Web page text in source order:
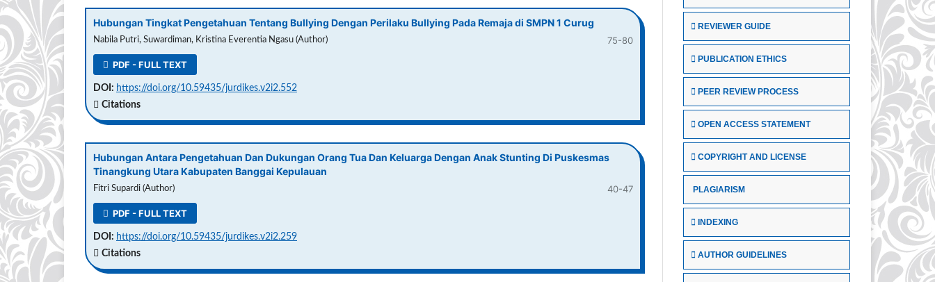
Hubungan Tingkat Pengetahuan Tentang Bullying Dengan Perilaku Bullying Pada Remaja di SMPN 1 Curug
Nabila Putri, Suwardiman, Kristina Everentia Ngasu (Author) 75-80
PDF - FULL TEXT
DOI: https://doi.org/10.59435/jurdikes.v2i2.552
Citations
Hubungan Antara Pengetahuan Dan Dukungan Orang Tua Dan Keluarga Dengan Anak Stunting Di Puskesmas
Tinangkung Utara Kabupaten Banggai Kepulauan
Fitri Supardi (Author) 40-47
PDF - FULL TEXT
DOI: https://doi.org/10.59435/jurdikes.v2i2.259
Citations
REVIEWER GUIDE
PUBLICATION ETHICS
PEER REVIEW PROCESS
OPEN ACCESS STATEMENT
COPYRIGHT AND LICENSE
PLAGIARISM
INDEXING
AUTHOR GUIDELINES